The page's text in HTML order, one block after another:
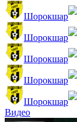
Шорокшар
Шорокшар
Шорокшар
Шорокшар
Шорокшар
Видео